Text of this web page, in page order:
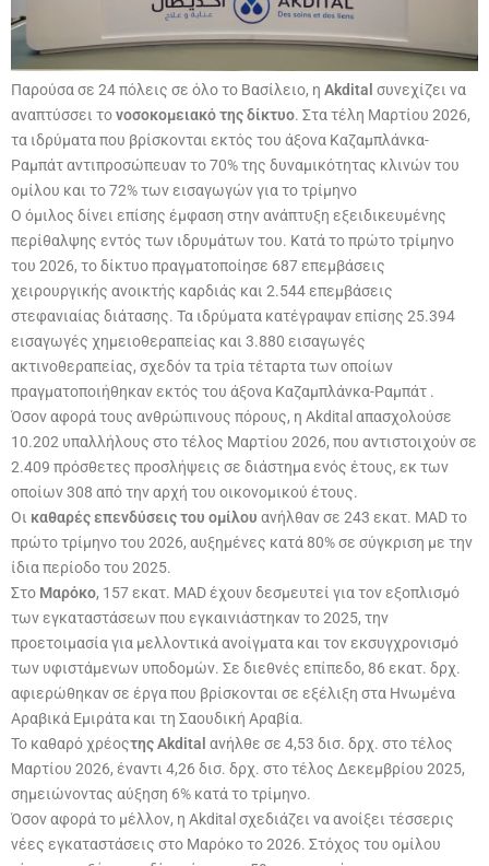
Παρούσα σε 24 πόλεις σε όλο το Βασίλειο, η Akdital συνεχίζει να
αναπτύσσει τονοσοκομειακό της δίκτυο. Στα τέλη Μαρτίου 2026,
τα ιδρύματα που βρίσκονται εκτός του άξονα Καζαμπλάνκα-
Ραμπάταντιπροσώπευαν το 70% της δυναμικότητας κλινών του
ομίλου και το 72% των εισαγωγών για το τρίμηνο
Ο όμιλος δίνει επίσης έμφαση στην ανάπτυξη εξειδικευμένης
περίθαλψης εντός των ιδρυμάτων του. Κατά το πρώτο τρίμηνο
του 2026, το δίκτυο πραγματοποίησε 687 επεμβάσεις
χειρουργικής ανοικτής καρδιάς και 2.544 επεμβάσεις
στεφανιαίας διάτασης. Τα ιδρύματα κατέγραψαν επίσης 25.394
εισαγωγές χημειοθεραπείας και 3.880 εισαγωγές
ακτινοθεραπείας, σχεδόν τα τρία τέταρτα των οποίων
πραγματοποιήθηκαν εκτός του άξονα Καζαμπλάνκα-Ραμπάτ .
Όσον αφορά τους ανθρώπινους πόρους, η Akdital απασχολούσε
10.202 υπαλλήλους στο τέλος Μαρτίου 2026, που αντιστοιχούν σε
2.409 πρόσθετες προσλήψεις σε διάστημα ενός έτους, εκ των
οποίων 308 από την αρχή του οικονομικού έτους.
Οι καθαρές επενδύσεις του ομίλου ανήλθαν σε 243 εκατ. MAD το
πρώτο τρίμηνο του 2026, αυξημένες κατά 80% σε σύγκριση με την
ίδια περίοδο του 2025.
Στο Μαρόκο, 157 εκατ. MAD έχουν δεσμευτεί για τον εξοπλισμό
των εγκαταστάσεων που εγκαινιάστηκαν το 2025, την
προετοιμασία για μελλοντικά ανοίγματα και τον εκσυγχρονισμό
των υφιστάμενων υποδομών. Σε διεθνές επίπεδο, 86 εκατ. δρχ.
αφιερώθηκαν σε έργα που βρίσκονται σε εξέλιξη στα Ηνωμένα
Αραβικά Εμιράτα και τη Σαουδική Αραβία.
Το καθαρό χρέοςτης Akdital ανήλθε σε 4,53 δισ. δρχ. στο τέλος
Μαρτίου 2026, έναντι 4,26 δισ. δρχ. στο τέλος Δεκεμβρίου 2025,
σημειώνοντας αύξηση 6% κατά το τρίμηνο.
Όσον αφορά το μέλλον, η Akdital σχεδιάζει να ανοίξει τέσσερις
νέες εγκαταστάσεις στο Μαρόκο το 2026. Στόχος του ομίλου